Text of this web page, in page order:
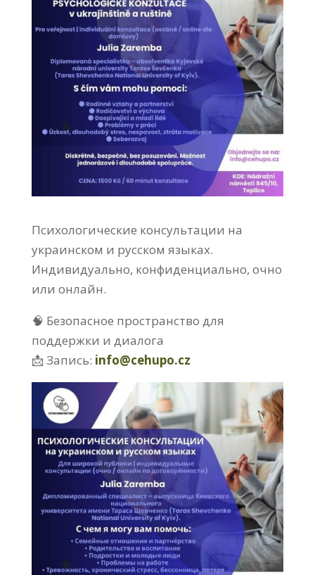
Психологические консультации на
украинском и русском языках.
Индивидуально, конфиденциально, очно
или онлайн.
🧠 Безопасное пространство для
поддержки и диалога
📩 Запись: info@cehupo.cz